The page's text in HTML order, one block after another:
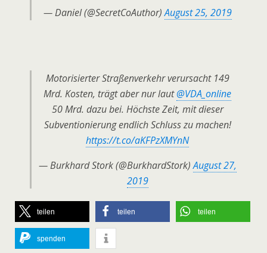
— Daniel (@SecretCoAuthor)August 25, 2019
Motorisierter Straßenverkehr verursacht 149
Mrd. Kosten, trägt aber nur laut@VDA_online
50 Mrd. dazu bei. Höchste Zeit, mit dieser
Subventionierung endlich Schluss zu machen!
https://t.co/aKFPzXMYnN
— Burkhard Stork (@BurkhardStork)August 27,
2019
teilen teilen teilen
spenden